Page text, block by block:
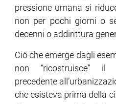
pressione umana si
non per pochi giorni o
decenni o addirittura
Ciò che emerge dagli
non “ricostruisce” il
precedente
che esisteva prima della